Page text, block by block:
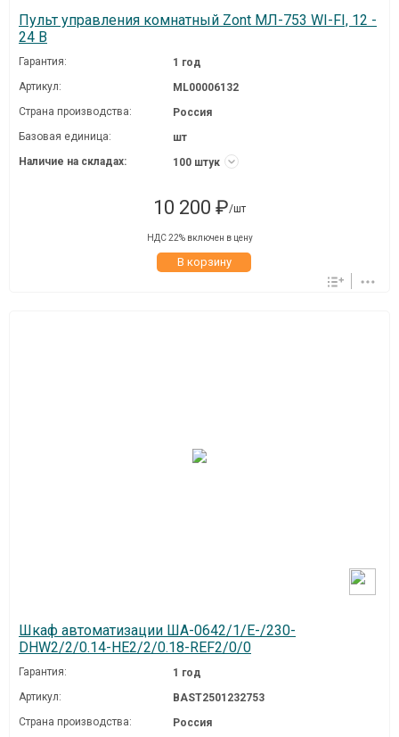
Пульт управления комнатный Zont МЛ-753 WI-FI, 12 -
24 В
Гарантия:
1 год
Артикул:
ML00006132
Страна производства:
Россия
Базовая единица:
шт
Наличие на складах:
100 штук
10 200 ₽/шт
НДС 22% включен в цену
В корзину
Шкаф автоматизации ША-0642/1/E-/230-
DHW2/2/0.14-HE2/2/0.18-REF2/0/0
Гарантия:
1 год
Артикул:
BAST2501232753
Страна производства:
Россия